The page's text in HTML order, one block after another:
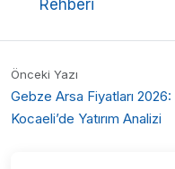
Rehberi
Önceki Yazı
Gebze Arsa Fiyatları 2026:
Kocaeli’de Yatırım Analizi